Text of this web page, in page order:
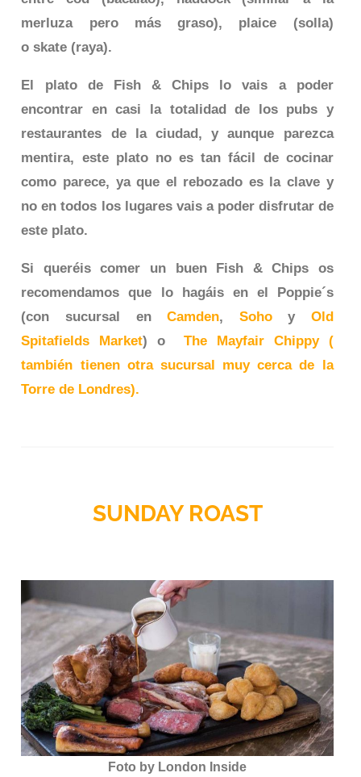
merluza pero más graso), plaice (solla)
oskate (raya).
El plato de Fish & Chips lo vais a poder
encontrar en casi la totalidad de los pubs y
restaurantes de la ciudad, y aunque parezca
mentira, este plato no es tan fácil de cocinar
como parece, ya que el rebozado es la clave y
no en todos los lugares vais a poder disfrutar de
este plato.
Si queréis comer un buen Fish & Chips os
recomendamos que lo hagáis en el Poppie´s
(con sucursal enCamden, Sohoy Old
Spitafields Market) oThe Mayfair Chippy (
también tienen otra sucursal muy cerca de la
Torre de Londres).
SUNDAY ROAST
Foto by London Inside